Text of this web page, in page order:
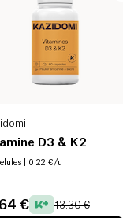
D3 & K2
| 0.22 €/u
€ 13.30 €